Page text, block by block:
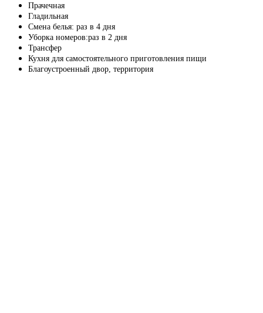
Прачечная
Гладильная
Смена белья: раз в 4 дня
Уборка номеров:раз в 2 дня
Трансфер
Кухня для самостоятельного приготовления пищи
Благоустроенный двор, территория